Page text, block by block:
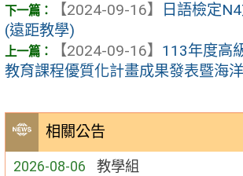
相關公告
2026-08-06 教學組
【2024-09-16】
日語檢定
(遠距教學)
【2024-09-16】 113年度高
教育課程優質化計畫成果發表暨海